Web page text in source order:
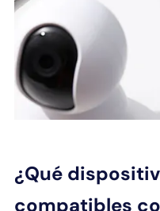
¿Qué
compatibles